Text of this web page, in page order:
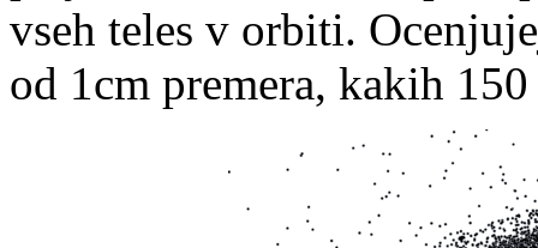
vseh teles v orbiti.
od 1cm premera, kakih